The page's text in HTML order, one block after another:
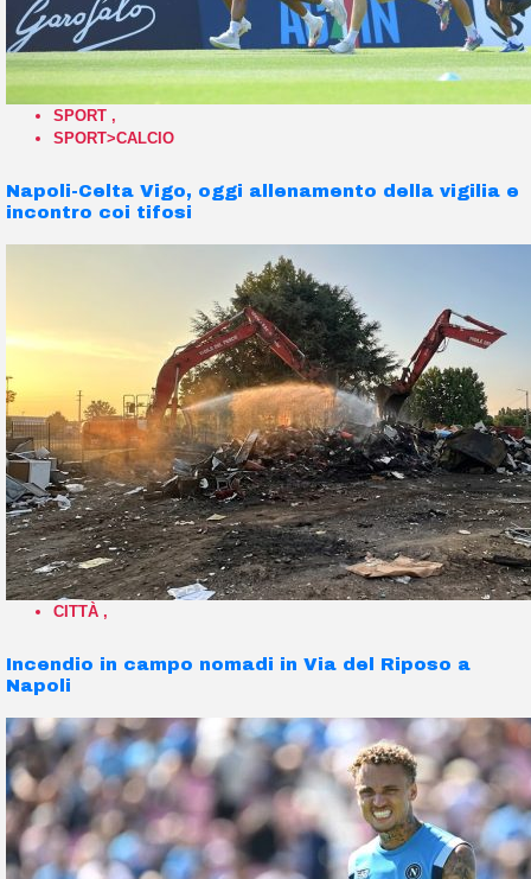
SPORT ,
SPORT>CALCIO
Napoli-Celta Vigo, oggi allenamento della vigilia e
incontro coi tifosi
CITTÀ ,
Incendio in campo nomadi in Via del Riposo a
Napoli